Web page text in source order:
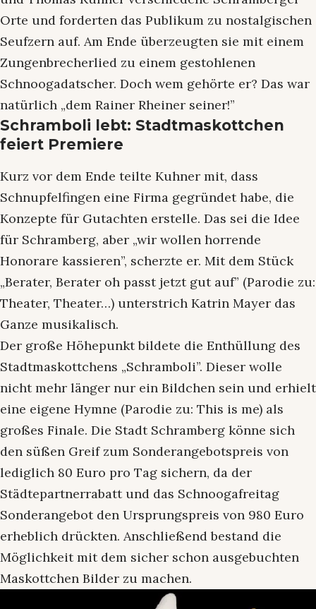
Orte und forderten das Publikum zu nostalgischen
Seufzern auf. Am Ende überzeugten sie mit einem
Zungenbrecherlied zu einem gestohlenen
Schnoogadatscher. Doch wem gehörte er? Das war
natürlich „dem Rainer Rheiner seiner!”
Schramboli lebt: Stadtmaskottchen
feiert Premiere
Kurz vor dem Ende teilte Kuhner mit, dass
Schnupfelfingen eine Firma gegründet habe, die
Konzepte für Gutachten erstelle. Das sei die Idee
für Schramberg, aber „wir wollen horrende
Honorare kassieren”, scherzte er. Mit dem Stück
„Berater, Berater oh passt jetzt gut auf” (Parodie zu:
Theater, Theater…) unterstrich Katrin Mayer das
Ganze musikalisch.
Der große Höhepunkt bildete die Enthüllung des
Stadtmaskottchens „Schramboli”. Dieser wolle
nicht mehr länger nur ein Bildchen sein und erhielt
eine eigene Hymne (Parodie zu: This is me) als
großes Finale. Die Stadt Schramberg könne sich
den süßen Greif zum Sonderangebotspreis von
lediglich 80 Euro pro Tag sichern, da der
Städtepartnerrabatt und das Schnoogafreitag
Sonderangebot den Ursprungspreis von 980 Euro
erheblich drückten. Anschließend bestand die
Möglichkeit mit dem sicher schon ausgebuchten
Maskottchen Bilder zu machen.